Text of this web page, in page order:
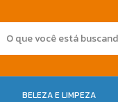
BELEZA E LIMPEZA